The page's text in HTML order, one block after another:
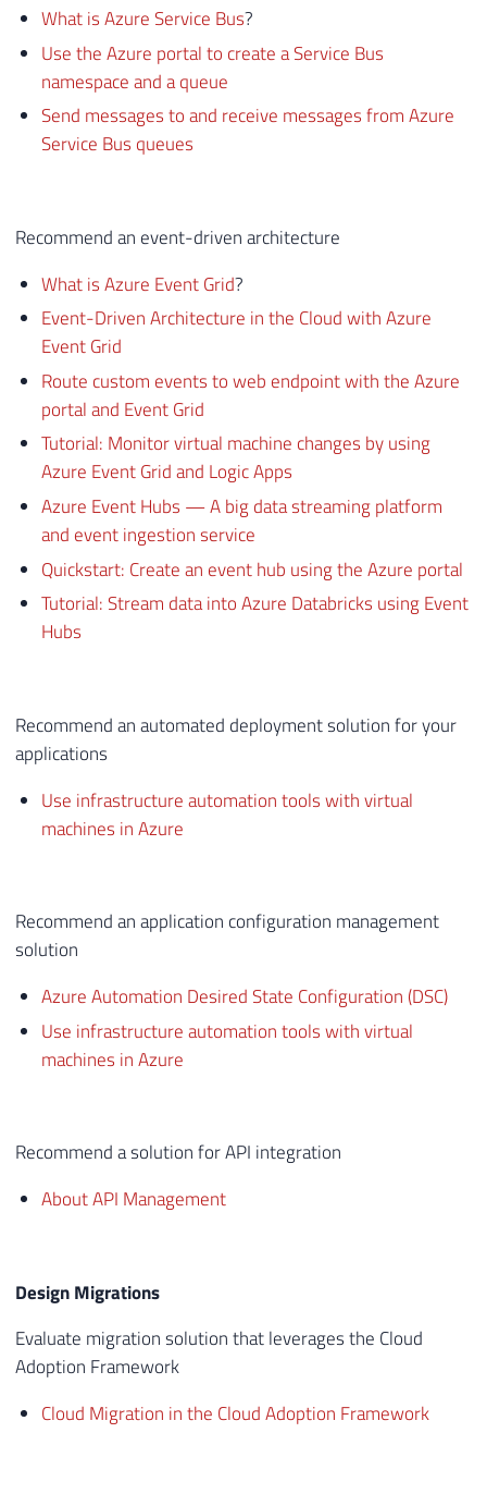
What is Azure Service Bus?
Use the Azure portal to create a Service Bus
namespace and a queue
Send messages to and receive messages from Azure
Service Bus queues
Recommend an event-driven architecture
What is Azure Event Grid?
Event-Driven Architecture in the Cloud with Azure
Event Grid
Route custom events to web endpoint with the Azure
portal and Event Grid
Tutorial: Monitor virtual machine changes by using
Azure Event Grid and Logic Apps
Azure Event Hubs — A big data streaming platform
and event ingestion service
Quickstart: Create an event hub using the Azure portal
Tutorial: Stream data into Azure Databricks using Event
Hubs
Recommend an automated deployment solution for your
applications
Use infrastructure automation tools with virtual
machines in Azure
Recommend an application configuration management
solution
Azure Automation Desired State Configuration (DSC)
Use infrastructure automation tools with virtual
machines in Azure
Recommend a solution for API integration
About API Management
Design Migrations
Evaluate migration solution that leverages the Cloud
Adoption Framework
Cloud Migration in the Cloud Adoption Framework